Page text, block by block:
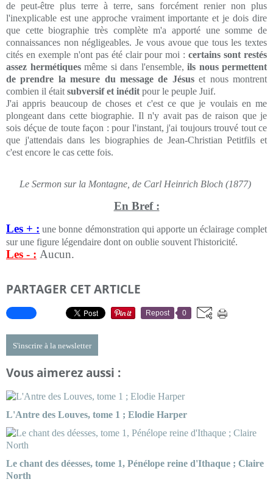
de peut-être plus terre à terre, sans forcément renier non plus
l'inexplicable est une approche vraiment importante et je dois dire
que cette biographie très complète m'a apporté une somme de
connaissances non négligeables. Je vous avoue que tous les textes
cités en exemple n'ont pas été clair pour moi :certains sont restés
assez hermétiquesmême si dans l'ensemble, ils nous permettent
de prendre la mesure du message de Jésuset nous montrent
combien il était subversif et inédit pour le peuple Juif.
J'ai appris beaucoup de choses et c'est ce que je voulais en me
plongeant dans cette biographie. Il n'y avait pas de raison que je
sois déçue de toute façon : pour l'instant, j'ai toujours trouvé tout ce
que j'attendais dans les biographies de Jean-Christian Petitfils et
c'est encore le cas cette fois.
Le Sermon sur la Montagne, de Carl Heinrich Bloch (1877)
En Bref :
Les + : une bonne démonstration qui apporte un éclairage complet
sur une figure légendaire dont on oublie souvent l'historicité.
Les - : Aucun.
PARTAGER CET ARTICLE
Repost 0
S'inscrire à la newsletter
Vous aimerez aussi :
L'Antre des Louves, tome 1 ; Elodie Harper
Le chant des déesses, tome 1, Pénélope reine d'Ithaque ; Claire
North